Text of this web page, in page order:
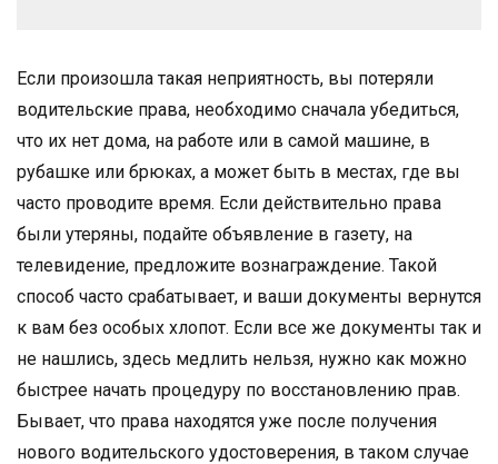
Если произошла такая неприятность, вы потеряли
водительские права, необходимо сначала убедиться,
что их нет дома, на работе или в самой машине, в
рубашке или брюках, а может быть в местах, где вы
часто проводите время. Если действительно права
были утеряны, подайте объявление в газету, на
телевидение, предложите вознаграждение. Такой
способ часто срабатывает, и ваши документы вернутся
к вам без особых хлопот. Если все же документы так и
не нашлись, здесь медлить нельзя, нужно как можно
быстрее начать процедуру по восстановлению прав.
Бывает, что права находятся уже после получения
нового водительского удостоверения, в таком случае